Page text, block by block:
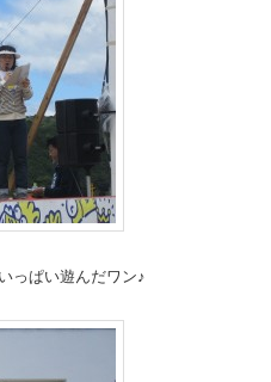
っぱい遊んだワン♪